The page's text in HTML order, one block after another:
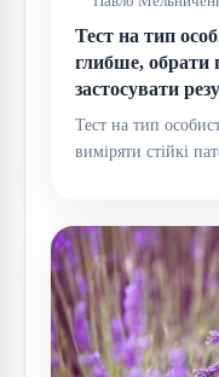
Тест на тип
глибше, обрати
застосувати
Тест на тип
виміряти стійкі